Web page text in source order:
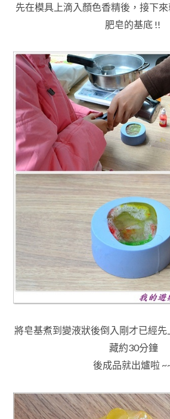
先在模具上滴入顏色香精後，接下來
肥皂的基底 !!
將皂基煮到變液狀後倒入剛才已經
藏約30分鐘
後成品就出爐啦